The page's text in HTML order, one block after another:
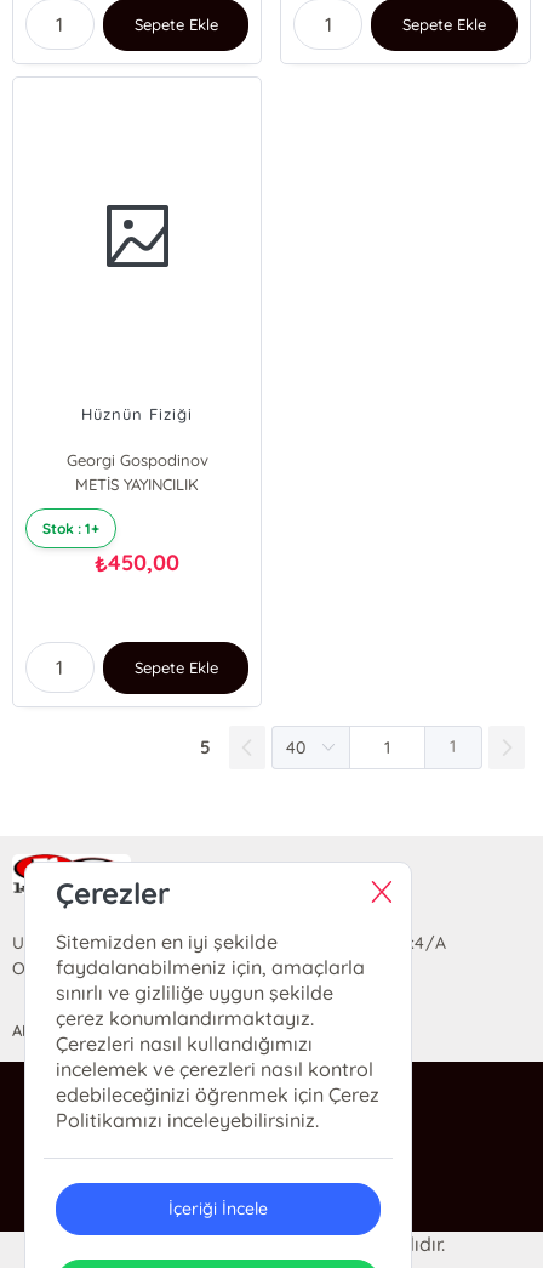
Sepete Ekle Sepete Ekle
Hüznün Fiziği
Georgi Gospodinov
METİS YAYINCILIK
Stok : 1+
₺450,00
Sepete Ekle
5 1
Ra Yayın Kitabevi
Uzun Sokak Saray Çarşısı Lara Sineması Girişi No:4/A
Ortahisar/TRABZON
ANASAYFA YARDIM İLETİŞİM
ra@rakitap.com
0(462) 326 49 71
© 2024 Ra Kitabevi. Her hakkı saklıdır.
Çerezler
Sitemizden en iyi şekilde
faydalanabilmeniz için, amaçlarla
sınırlı ve gizliliğe uygun şekilde
çerez konumlandırmaktayız.
Çerezleri nasıl kullandığımızı
incelemek ve çerezleri nasıl kontrol
edebileceğinizi öğrenmek için Çerez
Politikamızı inceleyebilirsiniz.
İçeriği İncele